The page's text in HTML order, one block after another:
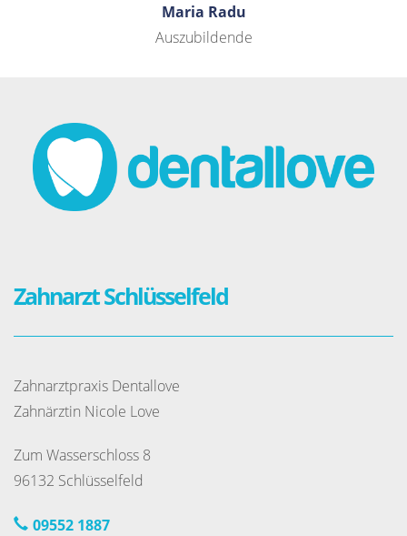
Maria Radu
Auszubildende
Zahnarzt Schlüsselfeld
Zahnarztpraxis Dentallove
Zahnärztin Nicole Love
Zum Wasserschloss 8
96132 Schlüsselfeld
09552 1887